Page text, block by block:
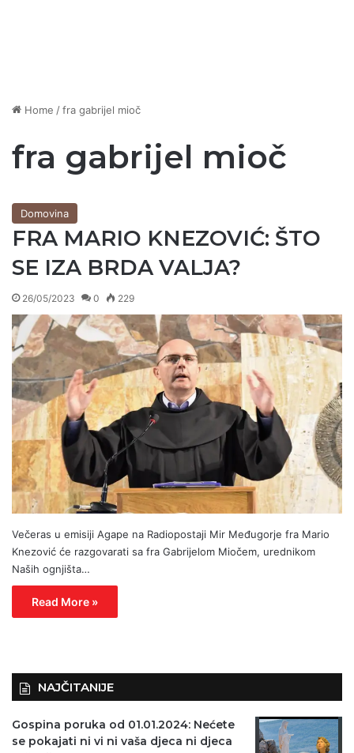
Home /fra gabrijel mioč
fra gabrijel mioč
Domovina
FRA MARIO KNEZOVIĆ: ŠTO
SE IZA BRDA VALJA?
26/05/2023 0 229
Večeras u emisiji Agape na Radiopostaji Mir Međugorje fra Mario
Knezović će razgovarati sa fra Gabrijelom Miočem, urednikom
Naših ognjišta…
Read More »
NAJČITANIJE
Gospina poruka od 01.01.2024: Nećete
se pokajati ni vi ni vaša djeca ni djeca